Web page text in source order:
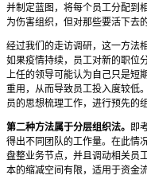
并制定蓝图，将每个员工分配到
为伤害组织，但对那些要活下去
经过我们的走访调研，这一方法
如果疫情持续，员工对新的职位
上任的领导可能认为自己只是短
重用，从而导致员工投入度较低
员的思想梳理工作，进行预先的
第二种方法属于分层组织法。 即
得出不同团队的工作量。在此情
盘整业务节点，并且调动相关员
本的缩减空间有限，适用于资金